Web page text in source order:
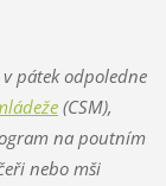
pátek odpoledne
(CSM),
na poutním
nebo mši